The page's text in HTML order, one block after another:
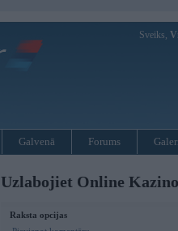
Sveiks,
Galvenā Forums
Uzlabojiet Online
Raksta opcijas